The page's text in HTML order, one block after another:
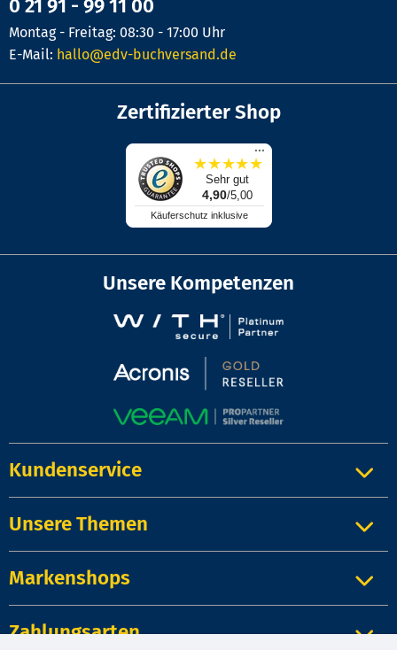
0 21 91 - 99 11 00
Montag - Freitag: 08:30 - 17:00 Uhr
E-Mail: hallo@edv-buchversand.de
Zertifizierter Shop
...
★★★★★
Sehr gut
4,90/5,00
Käuferschutz inklusive
Unsere Kompetenzen
Kundenservice
Unsere Themen
Markenshops
Zahlungsarten